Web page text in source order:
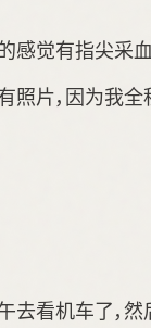
感觉有指尖采血
照片，因为我
去看机车了，